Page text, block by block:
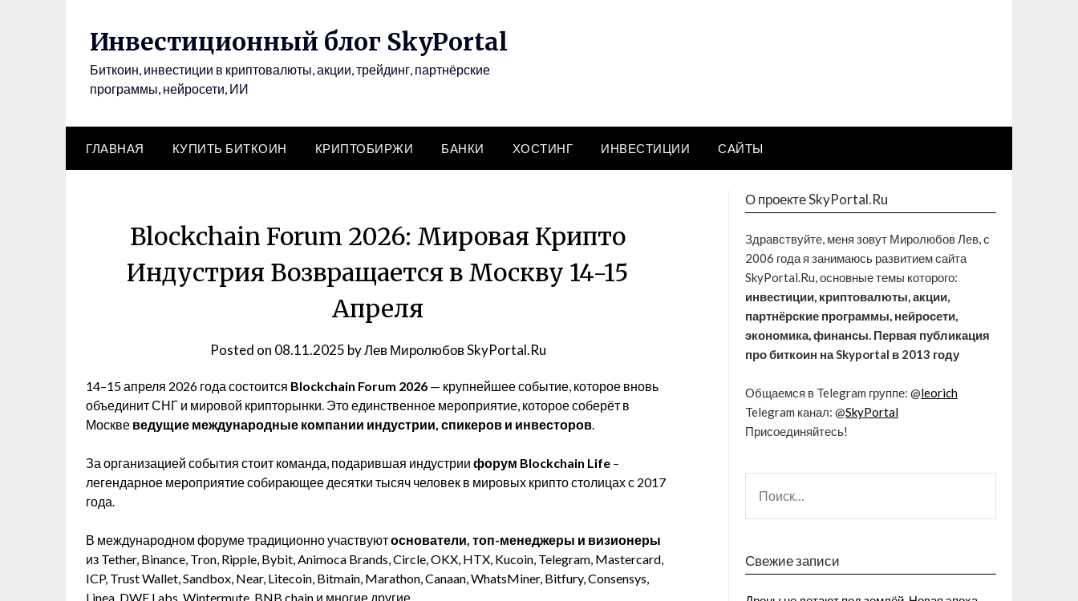
Инвестиционный блог SkyPortal
Биткоин, инвестиции в криптовалюты, акции, трейдинг, партнёрские
программы, нейросети, ИИ
ГЛАВНАЯ КУПИТЬ БИТКОИН КРИПТОБИРЖИ БАНКИ ХОСТИНГ ИНВЕСТИЦИИ САЙТЫ
Blockchain Forum 2026: Мировая Крипто
Индустрия Возвращается в Москву 14-15
Апреля
Posted on 08.11.2025 byЛев Миролюбов SkyPortal.Ru
14–15 апреля 2026 года состоится Blockchain Forum 2026 — крупнейшее событие, которое вновь
объединит СНГ и мировой крипторынки. Это единственное мероприятие, которое соберёт в
Москве ведущие международные компании индустрии, спикеров и инвесторов.
За организацией события стоит команда, подарившая индустрии форум Blockchain Life –
легендарное мероприятие собирающее десятки тысяч человек в мировых крипто столицах с 2017
года.
В международном форуме традиционно участвуютоснователи, топ-менеджеры и визионеры
из Tether, Binance, Tron, Ripple, Bybit, Animoca Brands, Circle, OKX, HTX, Kucoin, Telegram, Mastercard,
ICP, Trust Wallet, Sandbox, Near, Litecoin, Bitmain, Marathon, Canaan, WhatsMiner, Bitfury, Consensys,
Linea, DWF Labs, Wintermute, BNB chain и многие другие.
О проекте SkyPortal.Ru
Здравствуйте, меня зовут Миролюбов Лев, с
2006 года я занимаюсь развитием сайта
SkyPortal.Ru, основные темы которого:
инвестиции, криптовалюты, акции,
партнёрские программы, нейросети,
экономика, финансы. Первая публикация
про биткоин на Skyportal в 2013 году
Общаемся в Telegram группе: @leorich
Telegram канал: @SkyPortal
Присоединяйтесь!
Свежие записи